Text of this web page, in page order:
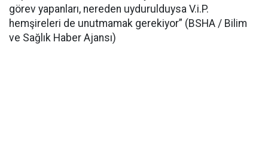
görev yapanları, nereden uydurulduysa V.i.P.
hemşireleri de unutmamak gerekiyor” (BSHA / Bilim
ve Sağlık Haber Ajansı)